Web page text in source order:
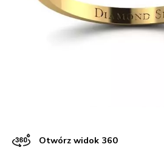
Otwórz widok 360